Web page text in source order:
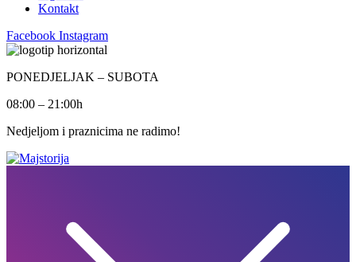
Kontakt
Facebook Instagram
PONEDJELJAK – SUBOTA
08:00 – 21:00h
Nedjeljom i praznicima ne radimo!